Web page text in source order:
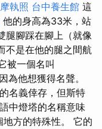
執照 台中養生館 這
他的身高為33米，站
腿腳踩在腳上（就像
不是在他的腿之間航
被一個名叫
他想獲得名聲。
名義倖存，但斯特
中燈塔的名稱意味
地方的特殊性。 它的